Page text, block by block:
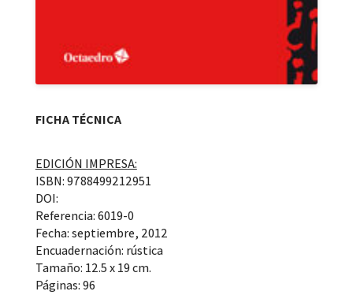
FICHA TÉCNICA
EDICIÓN IMPRESA:
ISBN: 9788499212951
DOI:
Referencia: 6019-0
Fecha: septiembre, 2012
Encuadernación: rústica
Tamaño: 12.5 x 19 cm.
Páginas: 96